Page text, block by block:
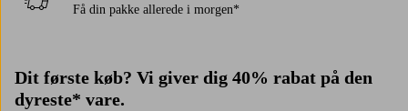
Få din pakke allerede i morgen*
Dit første køb? Vi giver dig 40% rabat på den
dyreste* vare.